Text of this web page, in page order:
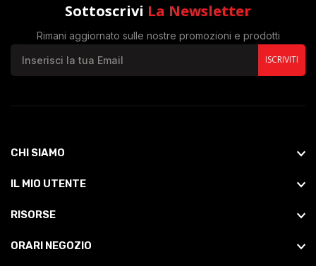
Sottoscrivi La Newsletter
Rimani aggiornato sulle nostre promozioni e prodotti
ISCRIVITI
CHI SIAMO
IL MIO UTENTE
RISORSE
ORARI NEGOZIO